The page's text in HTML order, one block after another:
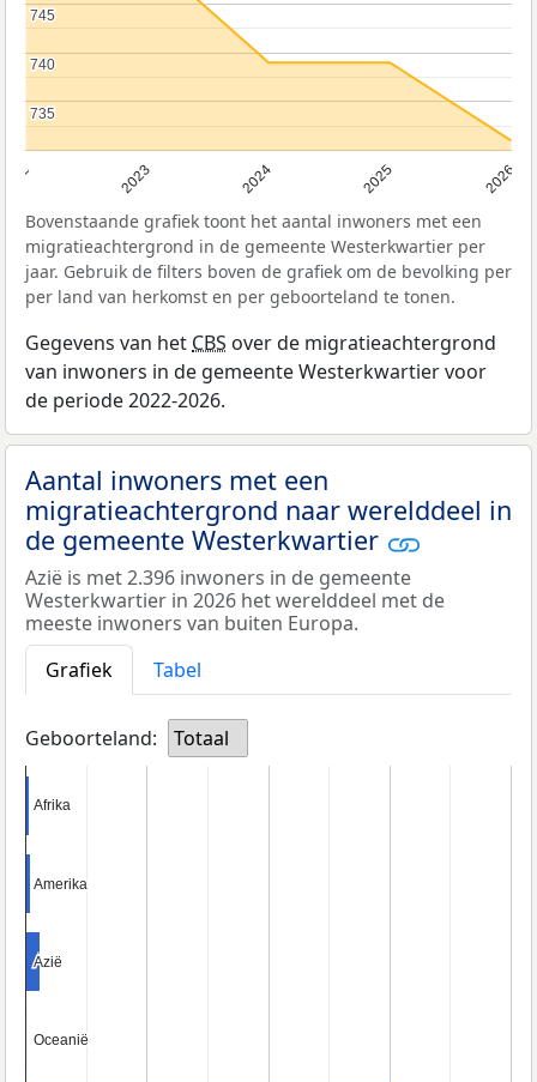
2023 2024 2025 2026
735
735
740
740
745
745
Bovenstaande grafiek toont het aantal inwoners met een
migratieachtergrond in de gemeente Westerkwartier per
jaar. Gebruik de filters boven de grafiek om de bevolking per
per land van herkomst en per geboorteland te tonen.
Gegevens van hetCBS over de migratieachtergrond
van inwoners in de gemeente Westerkwartier voor
de periode 2022-2026.
Aantal inwoners met een
migratieachtergrond naar werelddeel in
de gemeente Westerkwartier
Azië is met 2.396 inwoners in de gemeente
Westerkwartier in 2026 het werelddeel met de
meeste inwoners van buiten Europa.
Grafiek
Tabel
Geboorteland: Totaal
Afrika
Afrika
Amerika
Amerika
Azië
Azië
Oceanië
Oceanië